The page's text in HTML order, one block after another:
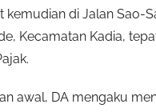
kemudian di Jalan Sao-
Kecamatan Kadia,
awal, DA mengaku